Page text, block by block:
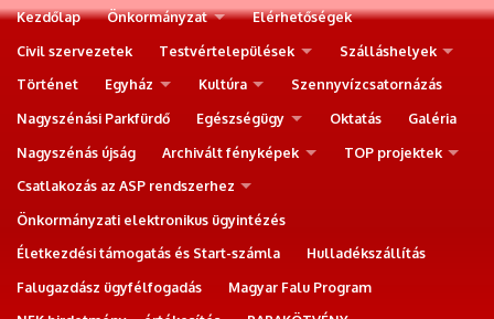
Kezdőlap Önkormányzat
Elérhetőségek
Civil szervezetek
Testvértelepülések
Szálláshelyek
Történet
Egyház Kultúra
Szennyvízcsatornázás
Nagyszénási Parkfürdő
Egészségügy Oktatás
Galéria
Nagyszénás újság
Archivált fényképek
TOP projektek
Csatlakozás az ASP rendszerhez
Önkormányzati elektronikus ügyintézés
Életkezdési támogatás és Start-számla
Hulladékszállítás
Falugazdász ügyfélfogadás
Magyar Falu Program